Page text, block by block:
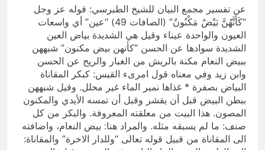
عن تفسير مجمع البيان للشيخ الطبرسي: قوله عز وجل
“كَأَنَّهُنَّ بَيْضٌ مَكْنُونٌ” (الصافات 49) “عين” أي واسعات
العيون والواحدة عيناء وقيل هي الشديدة بياض العين
الشديدة سوادها عن الحسن “كأنهن بيض مكنون” شبههن
ببيض النعام مكنة بالريش من الغبار والريح عن الحسن
وابن زيد وفي معناه قول امرىء القيس: كبكر المقاناة
البياض بصفرة * غذاها نمير الماء غير محلل. وقيل شبههن
ببطن البيض قبل أن يقشر وقبل أن تمسه الأيدي والمكنون
المصون. هذا البيت من معلقته المعروفة. والبكر من كل
صنف: ما لم يسبقه مثله. والمراد هنا: بيض النعام، واضافته
الى المقاناة من قبيل قوله تعالى “وللدار الاخرة” والمقاناة: